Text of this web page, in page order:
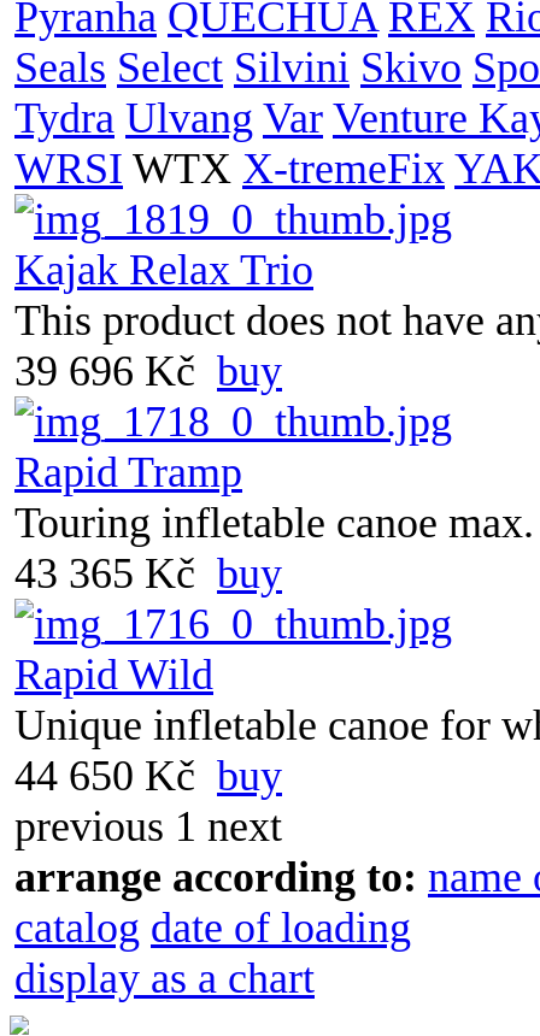
Pyranha QUECHUA REX
Seals Select Silvini Skivo
Tydra Ulvang Var Venture
WRSI WTX X-tremeFix
Kajak Relax Trio
This product does not have
39 696 Kč buy
Rapid Tramp
Touring infletable canoe
43 365 Kč buy
Rapid Wild
Unique infletable canoe for
44 650 Kč buy
previous 1 next
arrange according to: name
catalog date of loading
display as a chart